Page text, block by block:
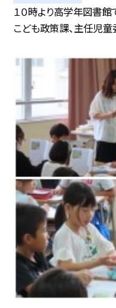
１０時より高学年図書館
こども政策課、主任児童